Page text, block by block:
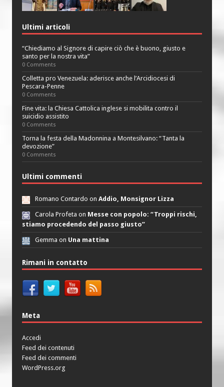
Ultimi articoli
“Chiediamo al Signore di capire ciò che è buono, giusto e
santo per la nostra vita”
0 Comments
Colletta pro Venezuela: aderisce anche l’Arcidiocesi di
Pescara-Penne
0 Comments
Fine vita: la Chiesa Cattolica inglese si mobilita contro il
suicidio assistito
0 Comments
Torna la festa della Madonnina a Montesilvano: “Tanta la
devozione”
0 Comments
Ultimi commenti
Romano Contardo on Addio, Monsignor Lizza
Carola Profeta on Messe con popolo: “Troppi rischi,
stiamo procedendo del passo giusto”
Gemma on Una mattina
Rimani in contatto
Meta
Accedi
Feed dei contenuti
Feed dei commenti
WordPress.org